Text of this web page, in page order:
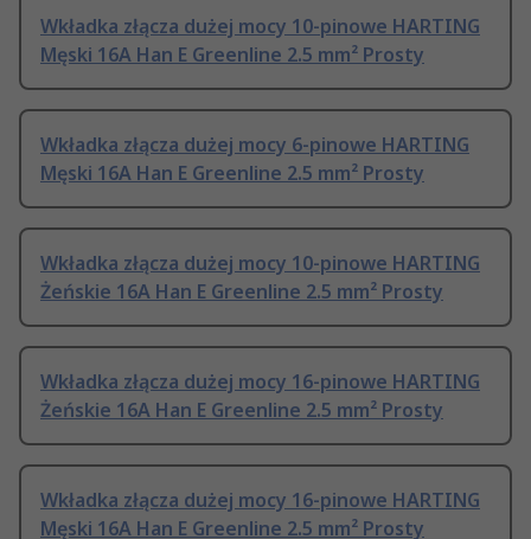
Wkładka złącza dużej mocy 10-pinowe HARTING
Męski 16A Han E Greenline 2.5 mm² Prosty
Wkładka złącza dużej mocy 6-pinowe HARTING
Męski 16A Han E Greenline 2.5 mm² Prosty
Wkładka złącza dużej mocy 10-pinowe HARTING
Żeńskie 16A Han E Greenline 2.5 mm² Prosty
Wkładka złącza dużej mocy 16-pinowe HARTING
Żeńskie 16A Han E Greenline 2.5 mm² Prosty
Wkładka złącza dużej mocy 16-pinowe HARTING
Męski 16A Han E Greenline 2.5 mm² Prosty